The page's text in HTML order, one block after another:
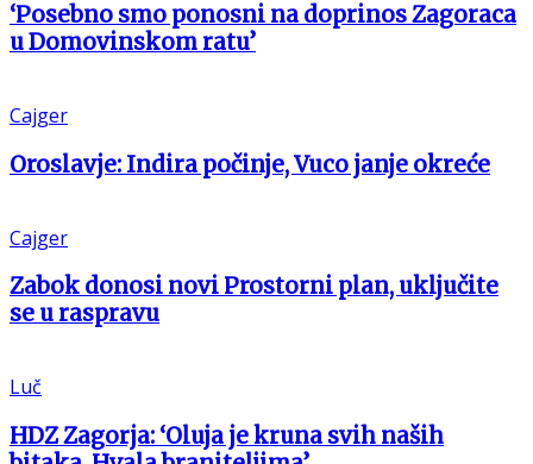
‘Posebno smo ponosni na doprinos Zagoraca
u Domovinskom ratu’
Cajger
Oroslavje: Indira počinje, Vuco janje okreće
Cajger
Zabok donosi novi Prostorni plan, uključite
se u raspravu
Luč
HDZ Zagorja: ‘Oluja je kruna svih naših